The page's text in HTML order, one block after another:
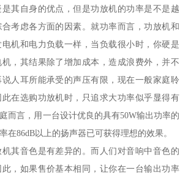
其自身的优点，但是功放机的功率是不是越
考虑各方面的因素。就功率而言，功放机和
机和电力负载一样，当负载很小时，你硬是
，其结果除了增加成本，造成浪费外，并不
人耳所能承受的声压有限，现在一般家庭聆
在选购功放机时，只追求大功率似乎显得有
而言，用一台设计优良的具有50W输出功率的
在86dB以上的扬声器已可获得理想的效果。
其音色是有差异的。而人们对音响中音色的
，如果售价基本相同，让你在一台输出功率